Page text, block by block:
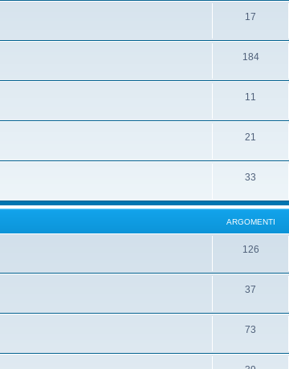
17
184
11
21
33
ARGOMENTI
126
37
73